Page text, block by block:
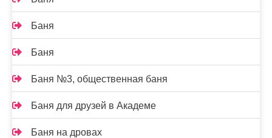
Баня
Баня
Баня №3, общественная баня
Баня для друзей в Академе
Баня на дровах